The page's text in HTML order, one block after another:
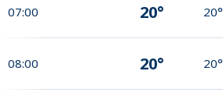
07:00 20° 20°
08:00 20° 20°